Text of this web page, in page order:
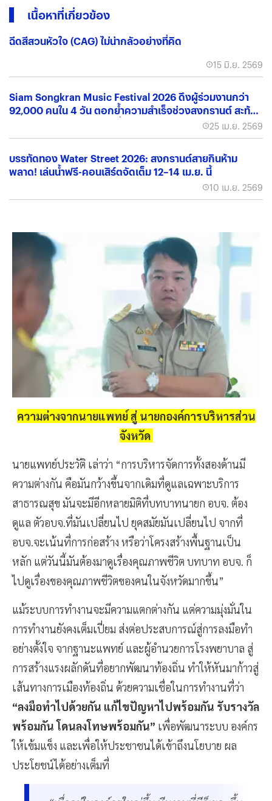
เนื้อหาที่เกี่ยวข้อง
ฉีดสีสวนหัวใจ (CAG) ไม่น่ากลัวอย่างที่คิด
15 มิ.ย. 2569
Siam Songkran Music Festival 2026 ดึงผู้ร่วมงานกว่า
92,000 คนใน 4 วัน ตอกย้ำความสำเร็จช่วงสงกรานต์ สะท้อน
25 เม.ย. 2569
บรรทัดทอง Water Street 2026: สงกรานต์สายกินห้าม
พลาด! เล่นน้ำฟรี-คอนเสิร์ตจัดเต็ม 12–14 เม.ย. นี้
10 เม.ย. 2569
ความต่างจากนายแพทย์ สู่ นายกองค์การบริหารส่วน
จังหวัด
นายแพทย์ประวัติ เล่าว่า “การบริหารจัดการทั้งสองด้านมี
ความต่างกัน คือมันกว้างขึ้นจากเดิมที่ดูแลเฉพาะบริการ
สาธารณสุข มันจะมีอีกหลายมิติที่บทบาทนายก อบจ. ต้อง
ดูแล ตัวอบจ.ที่มันเปลี่ยนไป ยุคสมัยมันเปลี่ยนไป จากที่
อบจ.จะเน้นที่การก่อสร้าง หรือว่าโครงสร้างพื้นฐานเป็น
หลัก แต่วันนี้มันต้องมาดูเรื่องคุณภาพชีวิต บทบาท อบจ. ก็
ไปดูเรื่องของคุณภาพชีวิตของคนในจังหวัดมากขึ้น”
แม้ระบบการทำงานจะมีความแตกต่างกัน แต่ความมุ่งมั่นใน
การทำงานยังคงเต็มเปี่ยม ส่งต่อประสบการณ์สู่การลงมือทำ
อย่างตั้งใจ จากฐานะแพทย์ และผู้อำนวยการโรงพยาบาล สู่
การสร้างแรงผลักดันที่อยากพัฒนาท้องถิ่น ทำให้หันมาก้าวสู่
เส้นทางการเมืองท้องถิ่น ด้วยความเชื่อในการทำงานที่ว่า
“ลงมือทำไปด้วยกัน แก้ไขปัญหาไปพร้อมกัน รับรางวัล
พร้อมกัน โดนลงโทษพร้อมกัน” เพื่อพัฒนาระบบ องค์กร
ให้เข้มแข็ง และเพื่อให้ประชาชนได้เข้าถึงนโยบาย ผล
ประโยชน์ได้อย่างเต็มที่